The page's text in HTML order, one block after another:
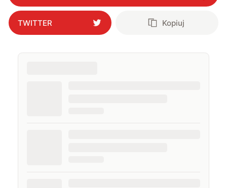
TWITTER Kopiuj